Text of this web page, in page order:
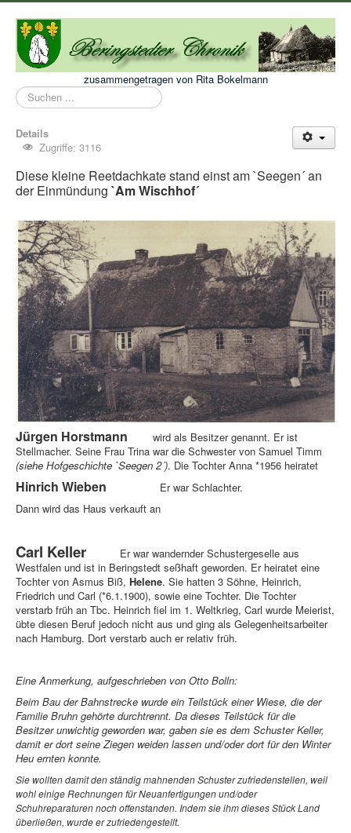
zusammengetragen von Rita Bokelmann
Suchen
...
Details
Zugriffe: 3116
Diese kleine Reetdachkate stand einst am `Seegen´ an
der Einmündung `Am Wischhof´
Jürgen Horstmann
wird als Besitzer genannt. Er ist
Stellmacher. Seine Frau Trina war die Schwester von Samuel Timm
(siehe Hofgeschichte `Seegen 2´). Die Tochter Anna *1956 heiratet
Hinrich Wieben
Er war Schlachter.
Dann wird das Haus verkauft an
Carl Keller
Er war wandernder Schustergeselle aus
Westfalen und ist in Beringstedt seßhaft geworden. Er heiratet eine
Tochter von Asmus Biß, Helene. Sie hatten 3 Söhne, Heinrich,
Friedrich und Carl (*6.1.1900), sowie eine Tochter. Die Tochter
verstarb früh an Tbc. Heinrich fiel im 1. Weltkrieg, Carl wurde Meierist,
übte diesen Beruf jedoch nicht aus und ging als Gelegenheitsarbeiter
nach Hamburg. Dort verstarb auch er relativ früh.
Eine Anmerkung, aufgeschrieben von Otto Bolln:
Beim Bau der Bahnstrecke wurde ein Teilstück einer Wiese, die der
Familie Bruhn gehörte durchtrennt. Da dieses Teilstück für die
Besitzer unwichtig geworden war, gaben sie es dem Schuster Keller,
damit er dort seine Ziegen weiden lassen und/oder dort für den Winter
Heu ernten konnte.
Sie wollten damit den ständig mahnenden Schuster zufriedenstellen, weil
wohl einige Rechnungen für Neuanfertigungen und/oder
Schuhreparaturen noch offenstanden. Indem sie ihm dieses Stück Land
überließen, wurde er zufriedengestellt.